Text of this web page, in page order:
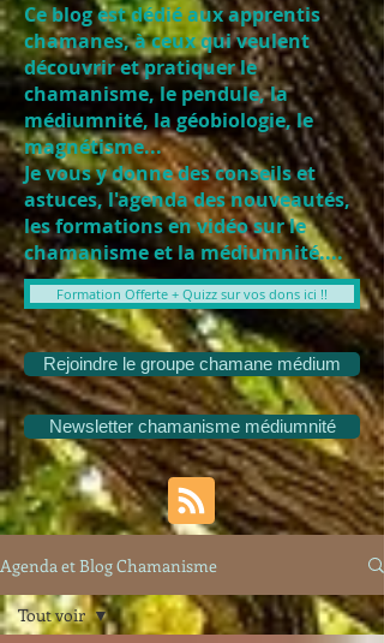
Ce blog est dédié aux apprentis
chamanes, à ceux qui veulent
découvrir et pratiquer le
chamanisme, le pendule, la
médiumnité, la géobiologie, le
magnétisme...
Je vous y donne des conseils et
astuces, l'agenda des nouveautés,
les formations en vidéo sur le
chamanisme et la médiumnité....
Formation Offerte + Quizz sur vos dons ici !!
Rejoindre le groupe chamane médium
Newsletter chamanisme médiumnité
Agenda et Blog Chamanisme
Tout voir